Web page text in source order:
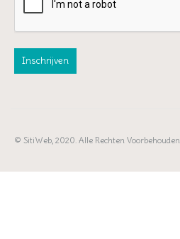
© SitiWeb, 2020. Alle Rechten Voorbehouden.